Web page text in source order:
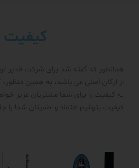
کیفیت
همانطور که گفته شد برای شرکت قدیر
از ارکان اصلی می باشد، به همین
به کیفیت را برای شما مشتریان عزیز
کیفیت بتوانیم اعتماد و اطمینان شما را